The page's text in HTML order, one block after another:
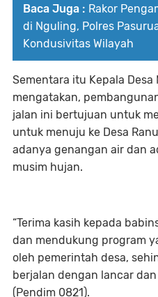
Baca Juga : Rakor
di Nguling, Polres
Kondusivitas Wilayah
Sementara itu Kepala
mengatakan,
jalan ini bertujuan untuk
untuk menuju ke Desa
adanya genangan air dan
musim hujan.
“Terima kasih kepada
dan mendukung program
oleh pemerintah desa,
berjalan dengan lancar dan
(Pendim 0821).